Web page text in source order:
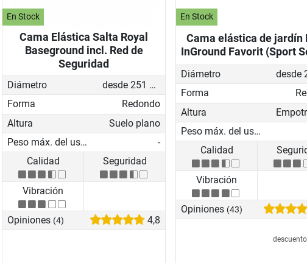
En Stock
Cama Elástica Salta Royal
Baseground incl. Red de
Seguridad
Diámetro
desde 251 cm
Forma
Redondo
Altura
Suelo plano
Peso máx. del usuario
-
Calidad
Seguridad
Vibración
Opiniones (4) 4,8
En Stock
Cama elástica de jardín
InGround Favorit (Sport
Diámetro
Forma
Altura
Peso máx. del usuario
Calidad
Vibración
Opiniones (43)